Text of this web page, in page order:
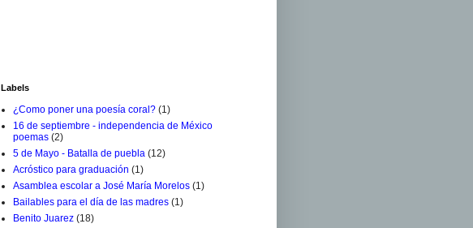
Labels
¿Como poner una poesía coral? (1)
16 de septiembre - independencia de México
poemas (2)
5 de Mayo - Batalla de puebla (12)
Acróstico para graduación (1)
Asamblea escolar a José María Morelos (1)
Bailables para el día de las madres (1)
Benito Juarez (18)